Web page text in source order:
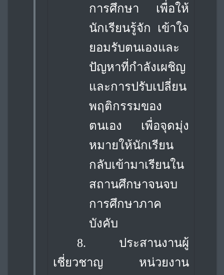
การศึกษา เพื่อให้
นักเรียนรู้จัก เข้าใจ
ยอมรับตนเองและ
ปัญหาที่กำลังเผชิญ
และการปรับเปลี่ยน
พฤติกรรมของ
ตนเอง เพื่อจุดมุ่ง
หมายให้นักเรียน
กลับเข้ามาเรียนใน
สถานศึกษาจนจบ
การศึกษาภาค
บังคับ
8. ประสานงานผู้
เชี่ยวชาญ หน่วยงาน